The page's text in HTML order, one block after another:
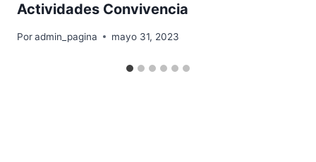
Actividades Convivencia
Poradmin_pagina mayo 31, 2023